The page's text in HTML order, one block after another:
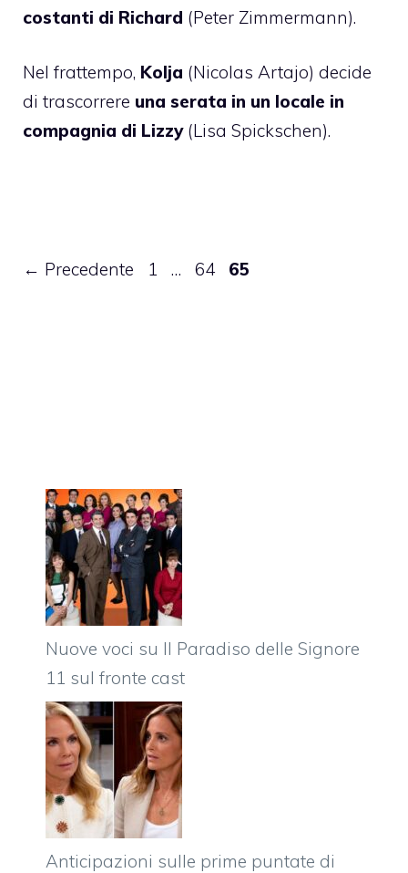
costanti di Richard (Peter Zimmermann).
Nel frattempo, Kolja (Nicolas Artajo) decide
di trascorrere una serata in un locale in
compagnia di Lizzy(Lisa Spickschen).
← Precedente Pagina
1 … Pagina
64 Pagina
65
Nuove voci su Il Paradiso delle Signore
11 sul fronte cast
Anticipazioni sulle prime puntate di